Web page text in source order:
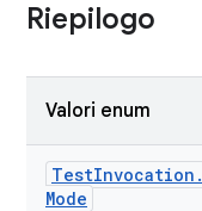
Riepilogo
Valori enum
TestInvocation .
Mode